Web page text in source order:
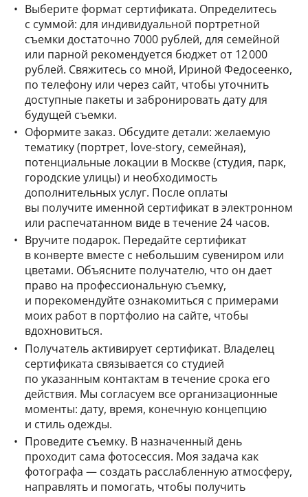
Выберите формат сертификата. Определитесь
с суммой: для индивидуальной портретной
съемки достаточно 7000 рублей, для семейной
или парной рекомендуется бюджет от 12 000
рублей. Свяжитесь со мной, Ириной Федосеенко,
по телефону или через сайт, чтобы уточнить
доступные пакеты и забронировать дату для
будущей съемки.
Оформите заказ. Обсудите детали: желаемую
тематику (портрет, love-story, семейная),
потенциальные локации в Москве (студия, парк,
городские улицы) и необходимость
дополнительных услуг. После оплаты
вы получите именной сертификат в электронном
или распечатанном виде в течение 24 часов.
Вручите подарок. Передайте сертификат
в конверте вместе с небольшим сувениром или
цветами. Объясните получателю, что он дает
право на профессиональную съемку,
и порекомендуйте ознакомиться с примерами
моих работ в портфолио на сайте, чтобы
вдохновиться.
Получатель активирует сертификат. Владелец
сертификата связывается со студией
по указанным контактам в течение срока его
действия. Мы согласуем все организационные
моменты: дату, время, конечную концепцию
и стиль одежды.
Проведите съемку. В назначенный день
проходит сама фотосессия. Моя задача как
фотографа — создать расслабленную атмосферу,
направлять и помогать, чтобы получить